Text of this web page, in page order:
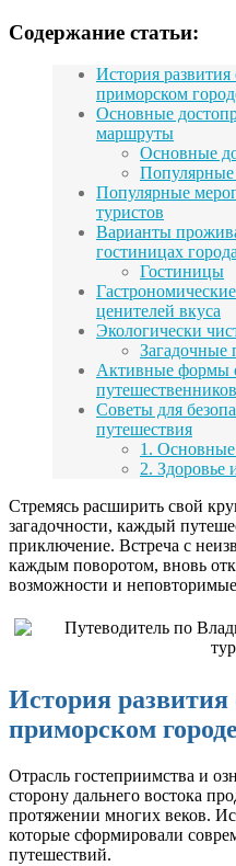
Содержание статьи:
История развития
приморском
Основные
маршруты
Основные
Популярные
туристов
Варианты
гостиницах города
Гостиницы
ценителей вкуса
Экологически
Загадочные
Активные формы
путешественников
Советы для
путешествия
1. Основные
2. Здоровье
Стремясь расширить свой
загадочности, каждый
приключение. Встреча с
каждым поворотом, вновь
возможности и
История развития
приморском городе
Отрасль гостеприимства и
сторону дальнего востока
протяжении многих веков.
которые сформировали
путешествий.